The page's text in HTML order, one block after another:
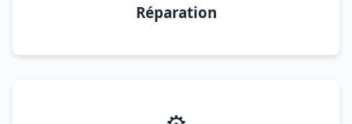
Réparation